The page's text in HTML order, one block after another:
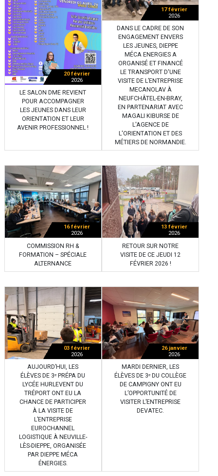
20 février
2026
LE SALON DME REVIENT
POUR ACCOMPAGNER
LES JEUNES DANS LEUR
ORIENTATION ET LEUR
AVENIR PROFESSIONNEL !
17 février
2026
DANS LE CADRE DE SON
ENGAGEMENT ENVERS
LES JEUNES, DIEPPE
MÉCA ENERGIES A
ORGANISÉ ET FINANCÉ
LE TRANSPORT D'UNE
VISITE DE L’ENTREPRISE
MECANOLAV À
NEUFCHÂTEL-EN-BRAY,
EN PARTENARIAT AVEC
MAGALI KIBURSE DE
L'AGENCE DE
L'ORIENTATION ET DES
MÉTIERS DE NORMANDIE.
16 février
2026
COMMISSION RH &
FORMATION – SPÉCIALE
ALTERNANCE
13 février
2026
RETOUR SUR NOTRE
VISITE DE CE JEUDI 12
FÉVRIER 2026 !
03 février
2026
AUJOURD’HUI, LES
ÉLÈVES DE 3ᵉ PRÉPA DU
LYCÉE HURLEVENT DU
TRÉPORT ONT EU LA
CHANCE DE PARTICIPER
À LA VISITE DE
L’ENTREPRISE
EUROCHANNEL
LOGISTIQUE À NEUVILLE-
LÈS-DIEPPE, ORGANISÉE
PAR DIEPPE MÉCA
ÉNERGIES.
26 janvier
2026
MARDI DERNIER, LES
ÉLÈVES DE 3ᵉ DU COLLÈGE
DE CAMPIGNY ONT EU
L’OPPORTUNITÉ DE
VISITER L’ENTREPRISE
DEVATEC.